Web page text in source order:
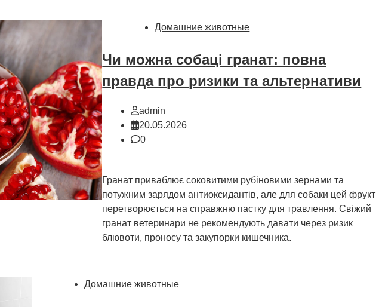
Домашние животные
Чи можна собаці гранат: повна
правда про ризики та альтернативи
admin
20.05.2026
0
Гранат приваблює соковитими рубіновими зернами та
потужним зарядом антиоксидантів, але для собаки цей фрукт
перетворюється на справжню пастку для травлення. Свіжий
гранат ветеринари не рекомендують давати через ризик
блювоти, проносу та закупорки кишечника.
Домашние животные